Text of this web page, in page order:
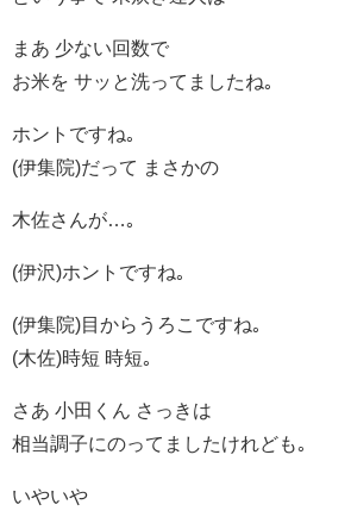
まあ 少ない回数で
お米を サッと洗ってましたね｡
ホントですね｡
(伊集院)だって まさかの
木佐さんが…｡
(伊沢)ホントですね｡
(伊集院)目からうろこですね｡
(木佐)時短 時短｡
さあ 小田くん さっきは
相当調子にのってましたけれども｡
いやいや